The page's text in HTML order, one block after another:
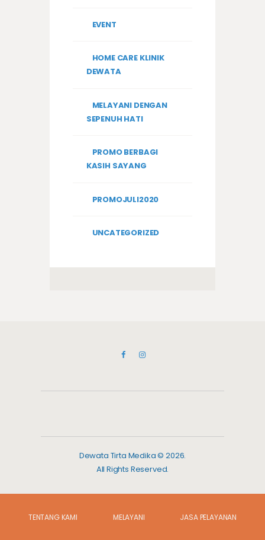
EVENT
HOME CARE KLINIK
DEWATA
MELAYANI DENGAN
SEPENUH HATI
PROMO BERBAGI
KASIH SAYANG
PROMOJULI2020
UNCATEGORIZED
Dewata Tirta Medika © 2026.
All Rights Reserved.
TENTANG KAMI MELAYANI JASA PELAYANAN